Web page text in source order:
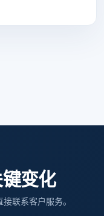
变化
联系客户服务。